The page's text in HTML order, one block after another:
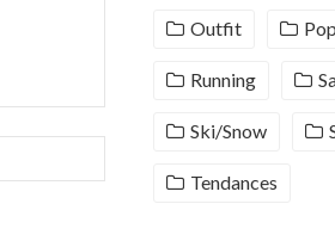
Outfit
Running
Ski/Snow
Tendances